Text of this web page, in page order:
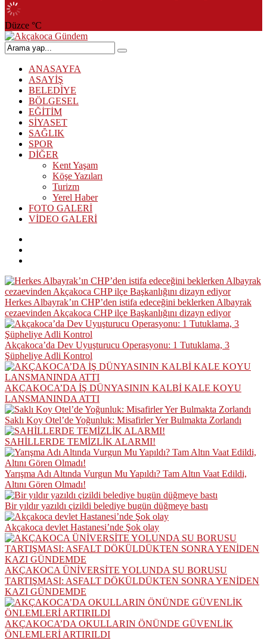
Düzce °C
ANASAYFA
ASAYİŞ
BELEDİYE
BÖLGESEL
EĞİTİM
SİYASET
SAĞLIK
SPOR
DİĞER
Kent Yaşam
Köşe Yazıları
Turizm
Yerel Haber
FOTO GALERİ
VİDEO GALERİ
Herkes Albayrak’ın CHP’den istifa edeceğini beklerken Albayrak
cezaevinden Akçakoca CHP ilçe Başkanlığını dizayn ediyor
Akçakoca’da Dev Uyuşturucu Operasyonu: 1 Tutuklama, 3
Şüpheliye Adli Kontrol
AKÇAKOCA’DA İŞ DÜNYASININ KALBİ KALE KOYU
LANSMANINDA ATTI
Saklı Koy Otel’de Yoğunluk: Misafirler Yer Bulmakta Zorlandı
SAHİLLERDE TEMİZLİK ALARMI!
Yarışma Adı Altında Vurgun Mu Yapıldı? Tam Altın Vaat Edildi,
Altını Gören Olmadı!
Bir yıldır yazıldı çizildi belediye bugün düğmeye bastı
Akçakoca devlet Hastanesi’nde Şok olay
AKÇAKOCA ÜNİVERSİTE YOLUNDA SU BORUSU
TARTIŞMASI: ASFALT DÖKÜLDÜKTEN SONRA YENİDEN
KAZI GÜNDEMDE
AKÇAKOCA’DA OKULLARIN ÖNÜNDE GÜVENLİK
ÖNLEMLERİ ARTIRILDI